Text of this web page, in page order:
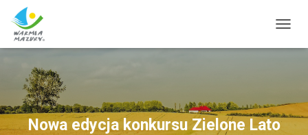
O
N
Nowa edycja konkursu Zielone Lato